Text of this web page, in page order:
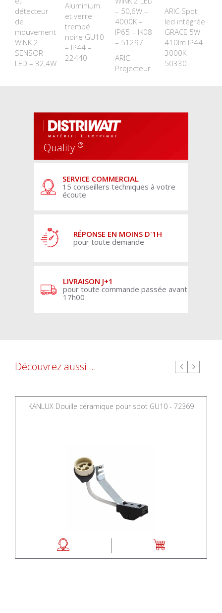
détecteur
de
mouvement
WINK 2
SENSOR
LED – 32,4W
Aluminium
et verre
trempé
noire GU10
– IP44 –
22440
– 50,6W –
4000K –
IP65 – IK08
– 51297
ARIC
Projecteur
ARIC Spot
led intégrée
GRACE 5W
410lm IP44
3000K –
50330
Quality ®
SERVICE COMMERCIAL
15 conseillers techniques à votre
écoute
RÉPONSE EN MOINS D'1H
pour toute demande
LIVRAISON J+1
pour toute commande passée avant
17h00
Découvrez aussi ...
KANLUX Douille céramique pour spot GU10 - 72369